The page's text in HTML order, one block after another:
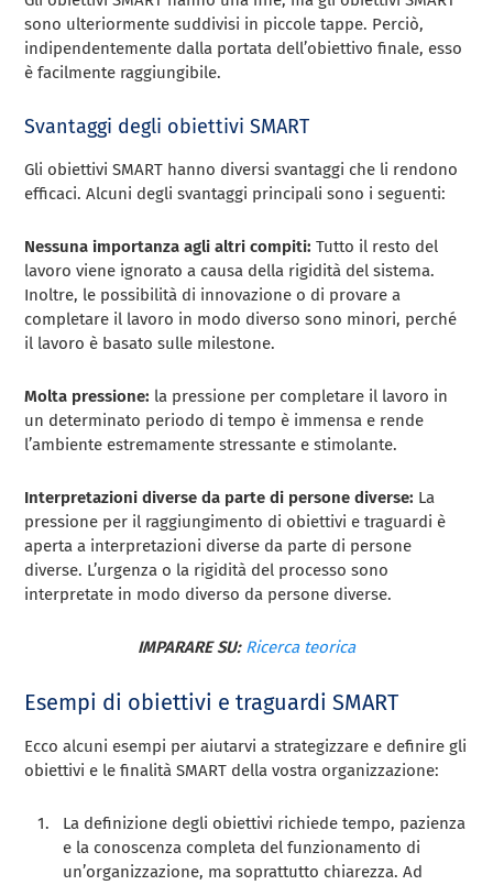
sono ulteriormente suddivisi in piccole tappe. Perciò,
indipendentemente dalla portata dell’obiettivo finale, esso
è facilmente raggiungibile.
Svantaggi degli obiettivi SMART
Gli obiettivi SMART hanno diversi svantaggi che li rendono
efficaci. Alcuni degli svantaggi principali sono i seguenti:
Nessuna importanza agli altri compiti:Tutto il resto del
lavoro viene ignorato a causa della rigidità del sistema.
Inoltre, le possibilità di innovazione o di provare a
completare il lavoro in modo diverso sono minori, perché
il lavoro è basato sulle milestone.
Molta pressione: la pressione per completare il lavoro in
un determinato periodo di tempo è immensa e rende
l’ambiente estremamente stressante e stimolante.
Interpretazioni diverse da parte di persone diverse: La
pressione per il raggiungimento di obiettivi e traguardi è
aperta a interpretazioni diverse da parte di persone
diverse. L’urgenza o la rigidità del processo sono
interpretate in modo diverso da persone diverse.
IMPARARE SU: Ricerca teorica
Esempi di obiettivi e traguardi SMART
Ecco alcuni esempi per aiutarvi a strategizzare e definire gli
obiettivi e le finalità SMART della vostra organizzazione:
La definizione degli obiettivi richiede tempo, pazienza
e la conoscenza completa del funzionamento di
un’organizzazione, ma soprattutto chiarezza. Ad